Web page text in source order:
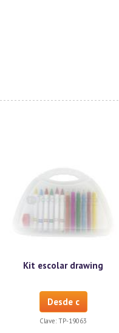
Kit escolar drawing
Desde c
Clave:TP-19063